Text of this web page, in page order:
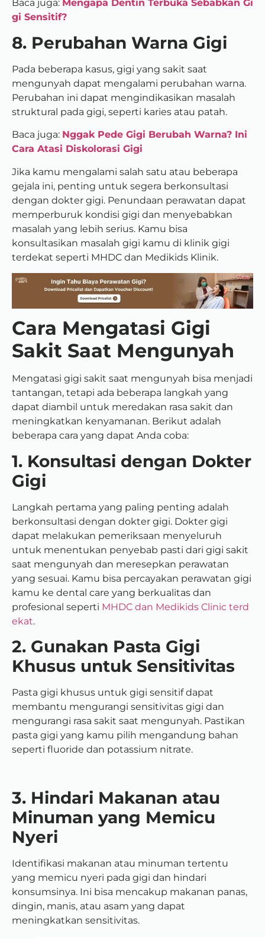
Baca juga: Mengapa Dentin Terbuka Sebabkan Gi
gi Sensitif?
8. Perubahan Warna Gigi
Pada beberapa kasus, gigi yang sakit saat
mengunyah dapat mengalami perubahan warna.
Perubahan ini dapat mengindikasikan masalah
struktural pada gigi, seperti karies atau patah.
Baca juga: Nggak Pede Gigi Berubah Warna? Ini
Cara Atasi Diskolorasi Gigi
Jika kamu mengalami salah satu atau beberapa
gejala ini, penting untuk segera berkonsultasi
dengan dokter gigi. Penundaan perawatan dapat
memperburuk kondisi gigi dan menyebabkan
masalah yang lebih serius. Kamu bisa
konsultasikan masalah gigi kamu di klinik gigi
terdekat seperti MHDC dan Medikids Klinik.
Cara Mengatasi Gigi
Sakit Saat Mengunyah
Mengatasi gigi sakit saat mengunyah bisa menjadi
tantangan, tetapi ada beberapa langkah yang
dapat diambil untuk meredakan rasa sakit dan
meningkatkan kenyamanan. Berikut adalah
beberapa cara yang dapat Anda coba:
1. Konsultasi dengan Dokter
Gigi
Langkah pertama yang paling penting adalah
berkonsultasi dengan dokter gigi. Dokter gigi
dapat melakukan pemeriksaan menyeluruh
untuk menentukan penyebab pasti dari gigi sakit
saat mengunyah dan meresepkan perawatan
yang sesuai. Kamu bisa percayakan perawatan gigi
kamu ke dental care yang berkualitas dan
profesional seperti MHDC dan Medikids Clinic terd
ekat.
2. Gunakan Pasta Gigi
Khusus untuk Sensitivitas
Pasta gigi khusus untuk gigi sensitif dapat
membantu mengurangi sensitivitas gigi dan
mengurangi rasa sakit saat mengunyah. Pastikan
pasta gigi yang kamu pilih mengandung bahan
seperti fluoride dan potassium nitrate.
3. Hindari Makanan atau
Minuman yang Memicu
Nyeri
Identifikasi makanan atau minuman tertentu
yang memicu nyeri pada gigi dan hindari
konsumsinya. Ini bisa mencakup makanan panas,
dingin, manis, atau asam yang dapat
meningkatkan sensitivitas.